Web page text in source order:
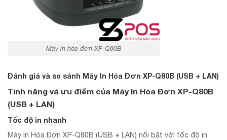
Máy in hóa đơn XP-Q80B
Đánh giá và so sánh Máy In Hóa Đơn XP-Q80B (USB + LAN)
Tính năng và ưu điểm của Máy In Hóa Đơn XP-Q80B
(USB + LAN)
Tốc độ in nhanh
Máy In Hóa Đơn XP-Q80B (USB + LAN) nổi bật với tốc độ in